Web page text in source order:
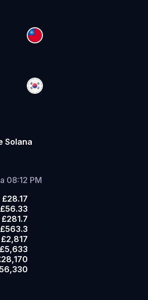
Solana
08:12 PM
£28.17
£56.33
£281.7
£563.3
£2,817
£5,633